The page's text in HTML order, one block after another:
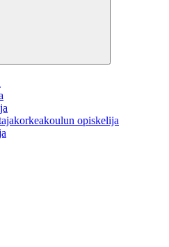
opiskelija